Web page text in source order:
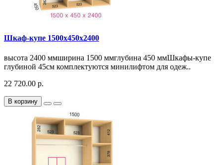
Шкаф-купе 1500х450х2400
высота 2400 ммширина 1500 ммглубина 450 ммШкафы-купе
глубиной 45см комплектуются минилифтом для одеж..
22 720.00 р.
В корзину